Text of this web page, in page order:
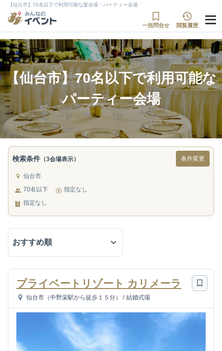
【仙台市】70名以下で利用可能な宴会場・パーティー会場
一括問合せ 閲覧履歴
【仙台市】70名以下で利用可能な
パーティー会場
検索条件 （3会場表示） 条件変更
仙台市
70名以下
指定なし
指定なし
プライベートリゾート カリメーラ
仙台市（中野栄駅から徒歩１５分） / 結婚式場